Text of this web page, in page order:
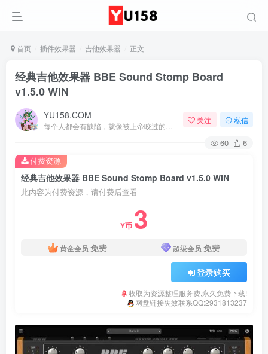
首页 插件效果器 吉他效果器 正文
经典吉他效果器 BBE Sound Stomp Board
v1.5.0 WIN
YU158.COM 关注 私信
60 6
经典吉他效果器 BBE Sound Stomp Board v1.5.0 WIN
此内容为付费资源，请付费后查看
Y币 3
黄金会员 免费 超级会员 免费
登录购买
收取为资源整理服务费,永久免费下载!
网盘链接失效联系QQ:2931813237
付费资源